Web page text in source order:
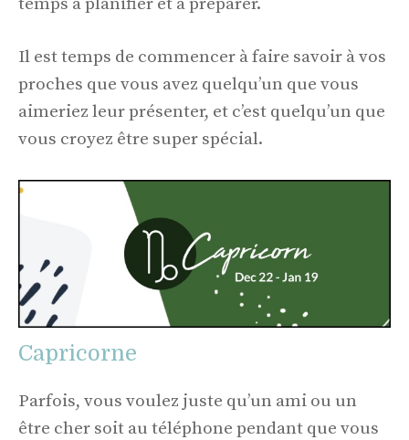
Il est temps de commencer à faire savoir à vos
proches que vous avez quelqu’un que vous
aimeriez leur présenter, et c’est quelqu’un que
vous croyez être super spécial.
Capricorne
Parfois, vous voulez juste qu’un ami ou un
être cher soit au téléphone pendant que vous